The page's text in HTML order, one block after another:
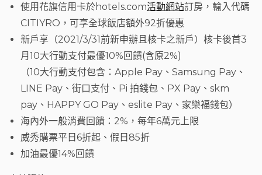
使用花旗信用卡於hotels.com活動網站訂房，輸入代碼
CITIYRO，可享全球飯店額外92折優惠
新戶享（2021/3/31前新申辦且核卡之新戶）核卡後首3
月10大行動支付最優10%回饋(含原2%)
（10大行動支付包含：Apple Pay、Samsung Pay、
LINE Pay、街口支付、Pi 拍錢包、PX Pay、skm
pay、HAPPY GO Pay、eslite Pay、家樂福錢包）
海內外一般消費回饋：2%，每年6萬元上限
威秀購票平日6折起、假日85折
加油最優14%回饋